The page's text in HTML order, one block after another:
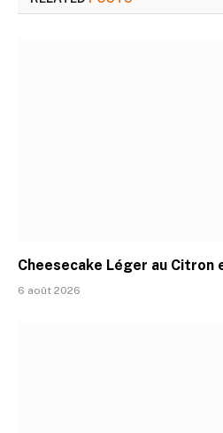
Cheesecake Léger au Citron
6 août 2026